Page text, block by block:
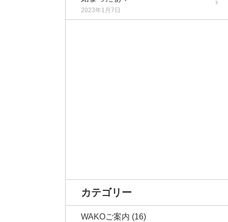
2023年1月7日
カテゴリー
WAKOご案内 (16)